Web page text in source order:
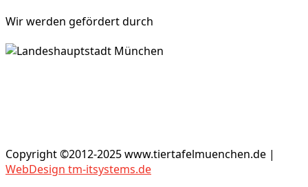
Wir werden gefördert durch
Copyright ©2012-2025 www.tiertafelmuenchen.de |
WebDesign tm-itsystems.de